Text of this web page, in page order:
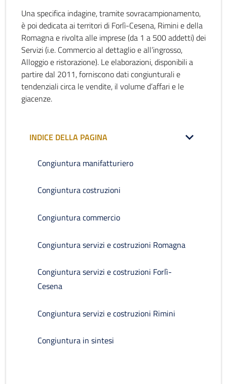
Una specifica indagine, tramite sovracampionamento,
è poi dedicata ai territori di Forlì-Cesena, Rimini e della
Romagna e rivolta alle imprese (da 1 a 500 addetti) dei
Servizi (i.e. Commercio al dettaglio e all’ingrosso,
Alloggio e ristorazione). Le elaborazioni, disponibili a
partire dal 2011, forniscono dati congiunturali e
tendenziali circa le vendite, il volume d’affari e le
giacenze.
INDICE DELLA PAGINA
Congiuntura manifatturiero
Congiuntura costruzioni
Congiuntura commercio
Congiuntura servizi e costruzioni Romagna
Congiuntura servizi e costruzioni Forlì-
Cesena
Congiuntura servizi e costruzioni Rimini
Congiuntura in sintesi